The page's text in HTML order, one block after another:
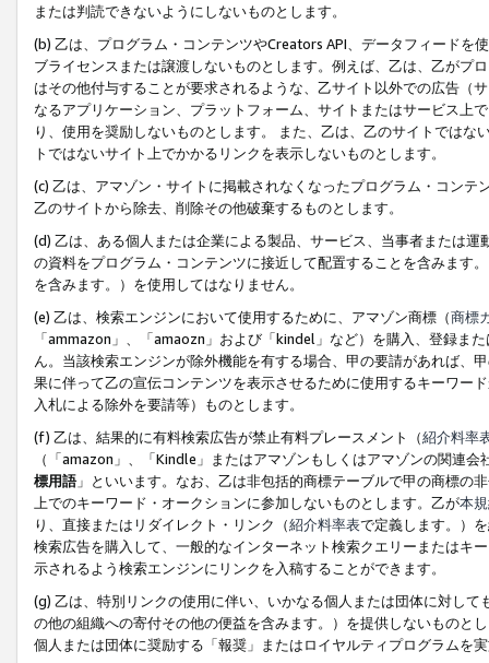
または判読できないようにしないものとします。
(b) 乙は、プログラム・コンテンツやCreators API、データフィード
ブライセンスまたは譲渡しないものとします。例えば、乙は、乙がプ
はその他付与することが要求されるような、乙サイト以外での広告（
なるアプリケーション、プラットフォーム、サイトまたはサービス上
り、使用を奨励しないものとします。 また、乙は、乙のサイトでは
トではないサイト上でかかるリンクを表示しないものとします。
(c) 乙は、アマゾン・サイトに掲載されなくなったプログラム・コン
乙のサイトから除去、削除その他破棄するものとします。
(d) 乙は、ある個人または企業による製品、サービス、当事者または
の資料をプログラム・コンテンツに接近して配置することを含みます
を含みます。）を使用してはなりません。
(e) 乙は、検索エンジンにおいて使用するために、アマゾン商標（商標
「ammazon」、「amaozn」および「kindel」など）を購入、登録ま
ん。当該検索エンジンが除外機能を有する場合、甲の要請があれば、
果に伴って乙の宣伝コンテンツを表示させるために使用するキーワー
入札による除外を要請等）ものとします。
(f) 乙は、結果的に有料検索広告が禁止有料プレースメント（紹介料率
（「amazon」、「Kindle」またはアマゾンもしくはアマゾンの関連
標用語」といいます。なお、乙は非包括的商標テーブルで甲の商標の
上でのキーワード・オークションに参加しないものとします。乙が本
り、直接またはリダイレクト・リンク（紹介料率表で定義します。）
検索広告を購入して、一般的なインターネット検索クエリーまたはキ
示されるよう検索エンジンにリンクを入稿することができます。
(g) 乙は、特別リンクの使用に伴い、いかなる個人または団体に対し
の他の組織への寄付その他の便益を含みます。）を提供しないものと
個人または団体に奨励する「報奨」またはロイヤルティプログラムを